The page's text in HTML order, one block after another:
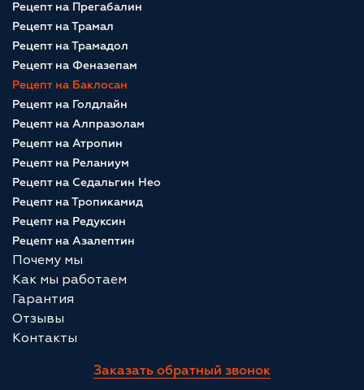
Рецепт на Прегабалин
Рецепт на Трамал
Рецепт на Трамадол
Рецепт на Феназепам
Рецепт на Баклосан
Рецепт на Голдлайн
Рецепт на Алпразолам
Рецепт на Атропин
Рецепт на Реланиум
Рецепт на Седальгин Нео
Рецепт на Тропикамид
Рецепт на Редуксин
Рецепт на Азалептин
Почему мы
Как мы работаем
Гарантия
Отзывы
Контакты
Заказать обратный звонок